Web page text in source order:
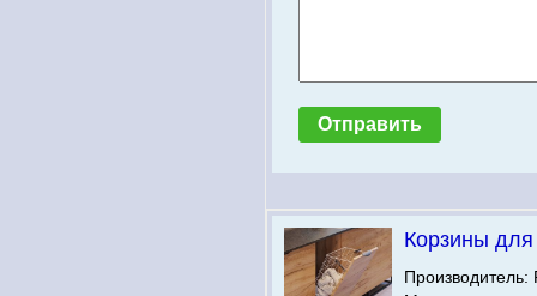
Корзины